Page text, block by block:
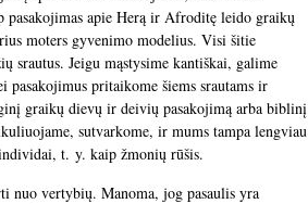
pasakojimas apie Herą ir Afroditę leido graikų
moters gyvenimo modelius. Visi šitie
srautus. Jeigu mąstysime kantiškai, galime
pasakojimus pritaikome šiems srautams ir
graikų dievų ir deivių pasakojimą arba biblinį
sutvarkome, ir mums tampa lengviau
t. y. kaip žmonių rūšis.
nuo vertybių. Manoma, jog pasaulis yra